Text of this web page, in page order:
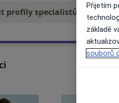
profily specialistů
Přijetím
základě
souborů